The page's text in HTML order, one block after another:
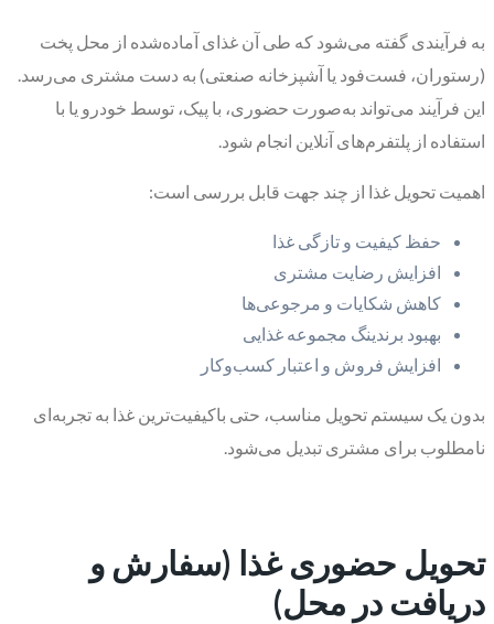
به فرآیندی گفته می‌شود که طی آن غذای آماده‌شده از محل پخت
(رستوران، فست‌فود یا آشپزخانه صنعتی) به دست مشتری می‌رسد.
این فرآیند می‌تواند به‌صورت حضوری، با پیک، توسط خودرو یا با
استفاده از پلتفرم‌های آنلاین انجام شود.
اهمیت تحویل غذا از چند جهت قابل بررسی است:
حفظ کیفیت و تازگی غذا
افزایش رضایت مشتری
کاهش شکایات و مرجوعی‌ها
بهبود برندینگ مجموعه غذایی
افزایش فروش و اعتبار کسب‌وکار
بدون یک سیستم تحویل مناسب، حتی باکیفیت‌ترین غذا به تجربه‌ای
نامطلوب برای مشتری تبدیل می‌شود.
تحویل حضوری غذا (سفارش و
دریافت در محل)